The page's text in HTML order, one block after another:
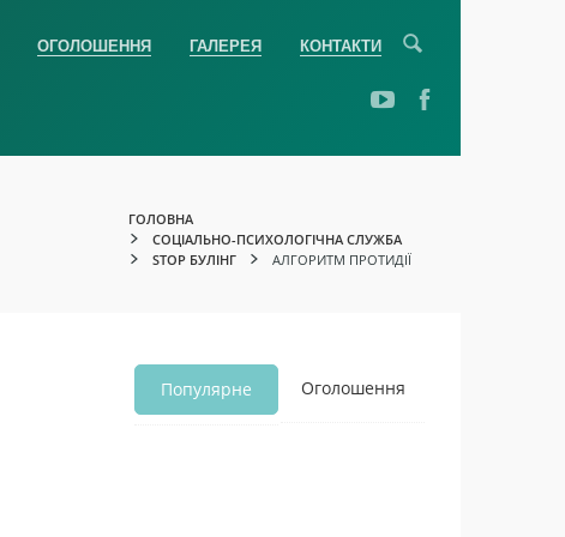
ОГОЛОШЕННЯ ГАЛЕРЕЯ КОНТАКТИ
ГОЛОВНА
СОЦІАЛЬНО-ПСИХОЛОГІЧНА СЛУЖБА
STOP БУЛІНГ
АЛГОРИТМ ПРОТИДІЇ
Популярне Оголошення